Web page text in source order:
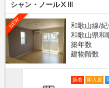
シャン・ノールⅩⅢ
NEW
和歌山線/
和歌山県和
築年数
建物階数
新着 即入居